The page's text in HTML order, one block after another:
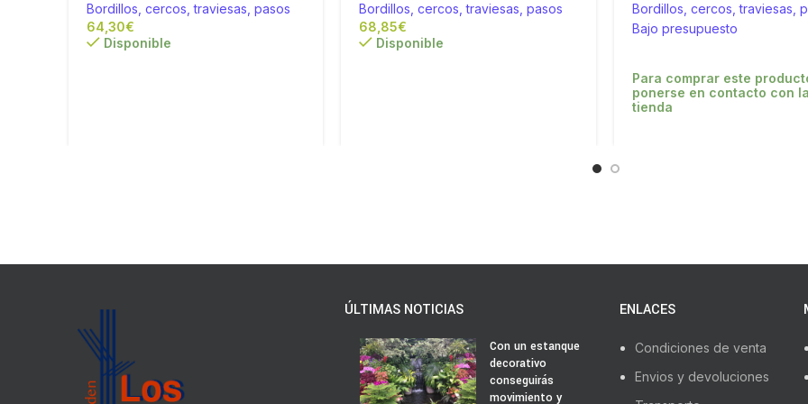
Bordillos, cercos, traviesas, pasos
€
Disponible
Bordillos, cercos, traviesas, pasos
€
Disponible
Bordillos, cercos, traviesas,
Bajo presupuesto
Para comprar este
ponerse en contacto con la
tienda
ÚLTIMAS NOTICIAS
Con un estanque
decorativo
conseguirás
movimiento y
ENLACES
Condiciones de venta
Envios y devoluciones